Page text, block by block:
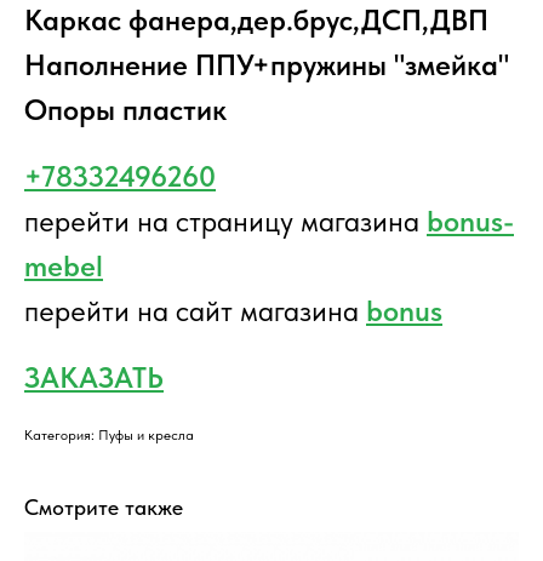
Каркас фанера,дер.брус,ДСП,ДВП
Наполнение ППУ+пружины "змейка"
Опоры пластик
+78332496260
перейти на страницу магазина bonus-
mebel
перейти на сайт магазина bonus
ЗАКАЗАТЬ
Категория: Пуфы и кресла
Смотрите также